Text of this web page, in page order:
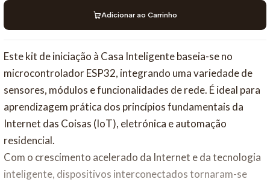
Adicionar ao Carrinho
Este kit de iniciação à Casa Inteligente baseia-se no
microcontrolador ESP32, integrando uma variedade de
sensores, módulos e funcionalidades de rede. É ideal para
aprendizagem prática dos princípios fundamentais da
Internet das Coisas (IoT), eletrónica e automação
residencial.
Com o crescimento acelerado da Internet e da tecnologia
inteligente, dispositivos interconectados tornaram-se